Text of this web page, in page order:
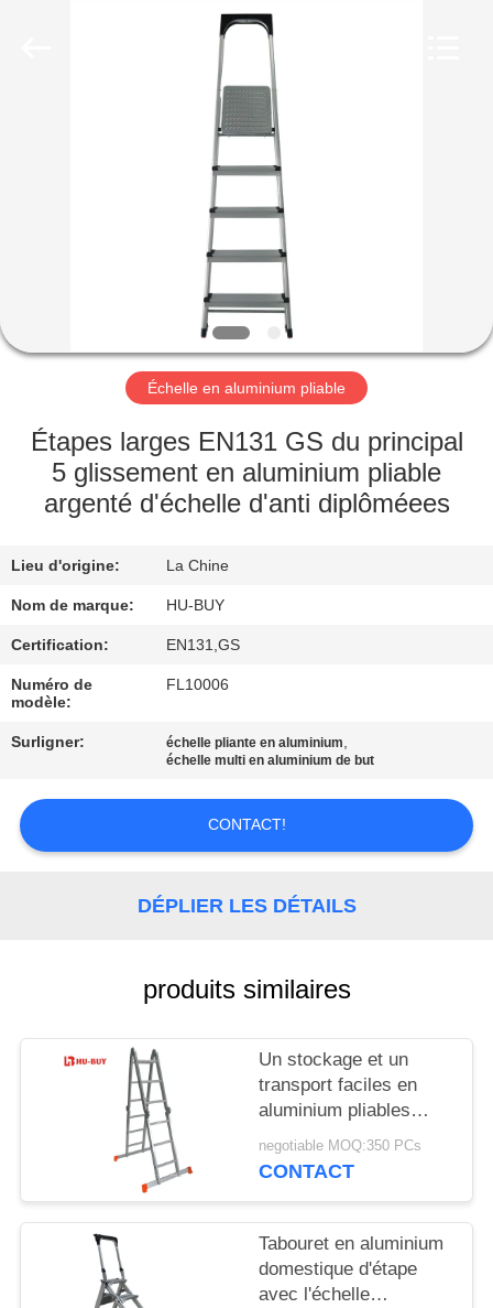
DE
NOUS
VISITE
D'USINE
DE
QUALITÉ
CONTACTEZ-
NOUS
UNE
CITATION
PRIVACY
Échelle en aluminium pliable
Étapes larges EN131 GS du principal
5 glissement en aluminium pliable
argenté d'échelle d'anti diplôméees
Lieu d'origine: La Chine
Nom de marque: HU-BUY
Certification: EN131,GS
Numéro de
modèle:
FL10006
Surligner: échelle pliante en aluminium,
échelle multi en aluminium de but
CONTACT!
DÉPLIER LES DÉTAILS
produits similaires
Un stockage et un
transport faciles en
aluminium pliables
durables de l'échelle
4x3 de cadre
negotiable MOQ:350 PCs
CONTACT
Tabouret en aluminium
domestique d'étape
avec l'échelle